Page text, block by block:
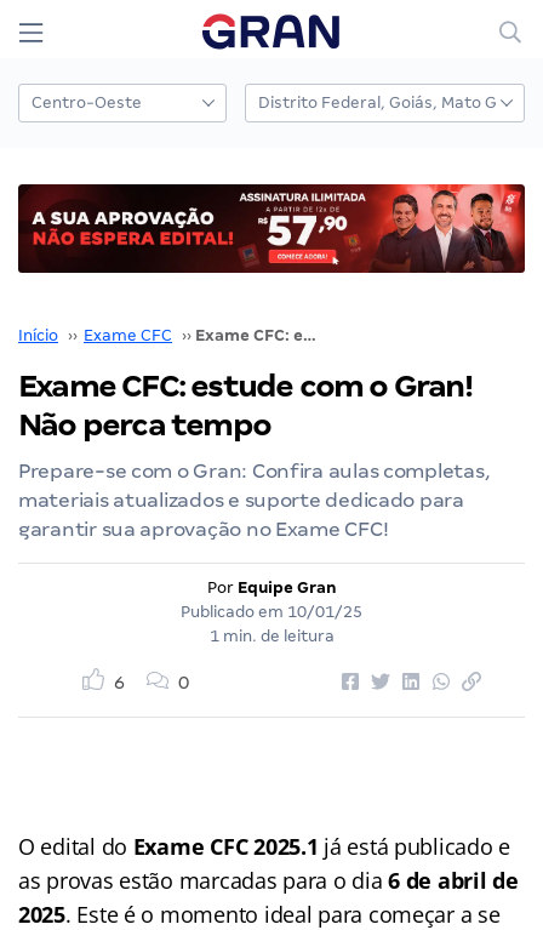
Início ›› Exame CFC ›› Exame CFC: estude com o Gran! Não perca tempo
Exame CFC: estude com o Gran!
Não perca tempo
Prepare-se com o Gran: Confira aulas completas,
materiais atualizados e suporte dedicado para
garantir sua aprovação no Exame CFC!
Por Equipe Gran
Publicado em 10/01/25
1 min. de leitura
6 0
O edital do Exame CFC 2025.1 já está publicado e
as provas estão marcadas para o dia6 de abril de
2025. Este é o momento ideal para começar a se